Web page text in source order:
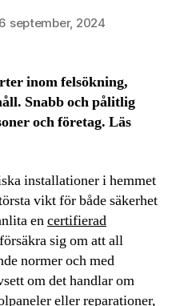
6 september, 2024
inom felsökning,
Snabb och pålitlig
och företag. Läs
installationer i hemmet
vikt för både säkerhet
encertifierad
sig om att all
normer och med
om det handlar om
eller reparationer,